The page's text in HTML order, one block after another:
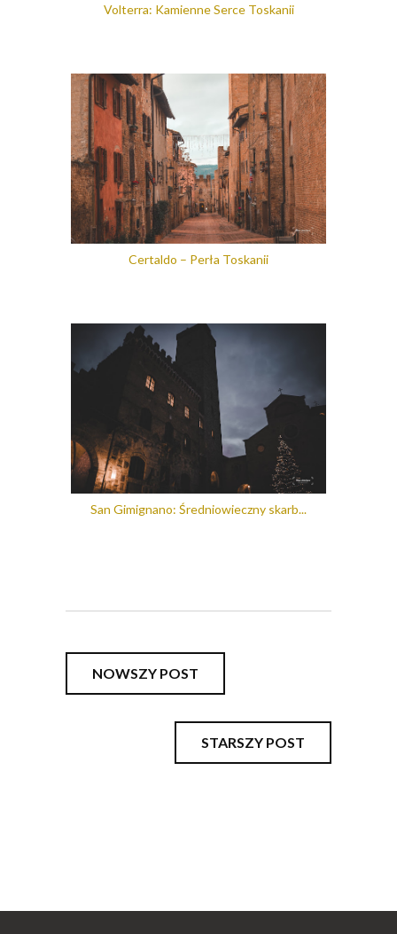
Volterra: Kamienne Serce Toskanii
Certaldo – Perła Toskanii
San Gimignano: Średniowieczny skarb...
NOWSZY POST
STARSZY POST